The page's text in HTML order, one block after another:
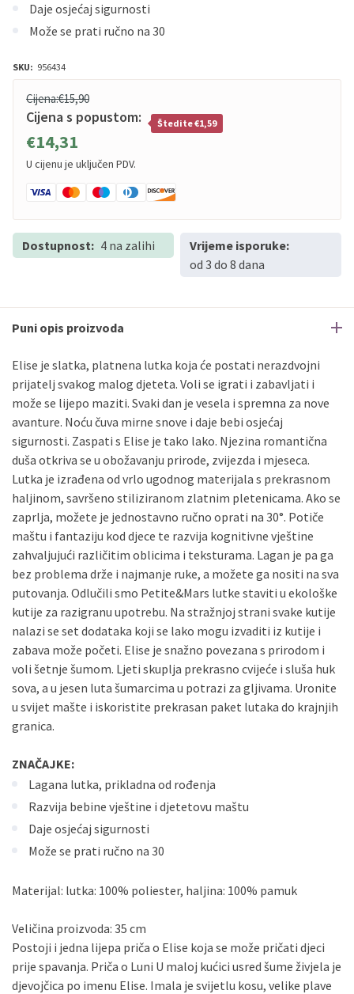
Daje osjećaj sigurnosti
Može se prati ručno na 30
SKU: 956434
Cijena:€15,90
Cijena s popustom:
€14,31
Štedite €1,59
U cijenu je uključen PDV.
Dostupnost: 4 na zalihi
Vrijeme isporuke:
od 3 do 8 dana
Puni opis proizvoda
Elise je slatka, platnena lutka koja će postati nerazdvojni
prijatelj svakog malog djeteta. Voli se igrati i zabavljati i
može se lijepo maziti. Svaki dan je vesela i spremna za nove
avanture. Noću čuva mirne snove i daje bebi osjećaj
sigurnosti. Zaspati s Elise je tako lako. Njezina romantična
duša otkriva se u obožavanju prirode, zvijezda i mjeseca.
Lutka je izrađena od vrlo ugodnog materijala s prekrasnom
haljinom, savršeno stiliziranom zlatnim pletenicama. Ako se
zaprlja, možete je jednostavno ručno oprati na 30°. Potiče
maštu i fantaziju kod djece te razvija kognitivne vještine
zahvaljujući različitim oblicima i teksturama. Lagan je pa ga
bez problema drže i najmanje ruke, a možete ga nositi na sva
putovanja. Odlučili smo Petite&Mars lutke staviti u ekološke
kutije za razigranu upotrebu. Na stražnjoj strani svake kutije
nalazi se set dodataka koji se lako mogu izvaditi iz kutije i
zabava može početi. Elise je snažno povezana s prirodom i
voli šetnje šumom. Ljeti skuplja prekrasno cvijeće i sluša huk
sova, a u jesen luta šumarcima u potrazi za gljivama. Uronite
u svijet mašte i iskoristite prekrasan paket lutaka do krajnjih
granica.
ZNAČAJKE:
Lagana lutka, prikladna od rođenja
Razvija bebine vještine i djetetovu maštu
Daje osjećaj sigurnosti
Može se prati ručno na 30
Materijal: lutka: 100% poliester, haljina: 100% pamuk
Veličina proizvoda: 35 cm
Postoji i jedna lijepa priča o Elise koja se može pričati djeci
prije spavanja. Priča o Luni U maloj kućici usred šume živjela je
djevojčica po imenu Elise. Imala je svijetlu kosu, velike plave